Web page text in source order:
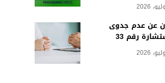
عن عدم جدوى
رقم 33